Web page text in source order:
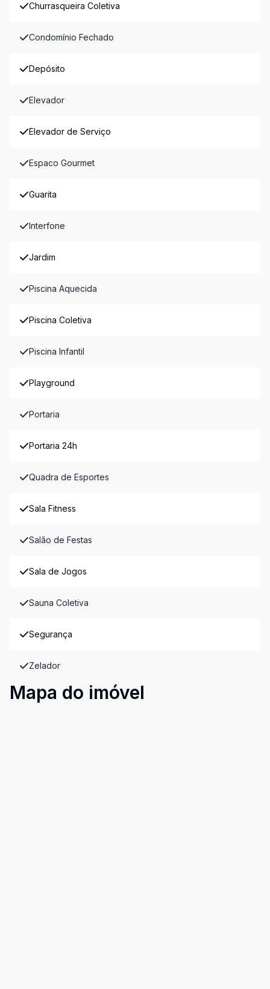
Churrasqueira Coletiva
Condomínio Fechado
Depósito
Elevador
Elevador de Serviço
Espaco Gourmet
Guarita
Interfone
Jardim
Piscina Aquecida
Piscina Coletiva
Piscina Infantil
Playground
Portaria
Portaria 24h
Quadra de Esportes
Sala Fitness
Salão de Festas
Sala de Jogos
Sauna Coletiva
Segurança
Zelador
Mapa do imóvel